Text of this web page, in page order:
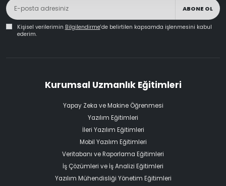
ABONE OL
Kişisel verilerimin Bilgilendirme'de belirtilen kapsamda işlenmesini kabul
ederim.
Kurumsal Uzmanlık Eğitimleri
Yapay Zeka ve Makine Öğrenmesi
Yazılım Eğitimleri
İleri Yazılım Eğitimleri
Mobil Yazılım Eğitimleri
Veritabanı ve Raporlama Eğitimleri
İş Çözümleri ve İş Analizi Eğitimleri
Yazılım Mühendisliği Yönetim Eğitimleri